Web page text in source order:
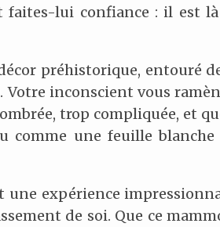
lui confiance : il est
préhistorique, entouré
inconscient vous
trop compliquée, et
comme une feuille
une expérience
de soi. Que ce